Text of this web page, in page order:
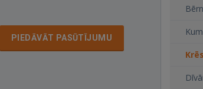
PIEDĀVĀT PASŪTĪJUMU